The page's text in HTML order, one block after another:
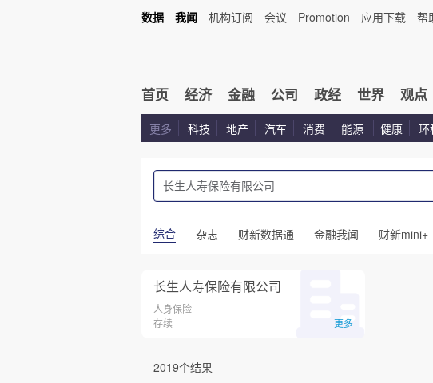
数据 我闻 机构订阅 会议 Promotion 应用下载 帮
首页 经济 金融 公司 政经 世界 观点
更多 科技 地产 汽车 消费 能源 健康 环
综合 杂志 财新数据通 金融我闻 财新mini+
长生人寿保险有限公司
人身保险
存续
更多
2019个结果